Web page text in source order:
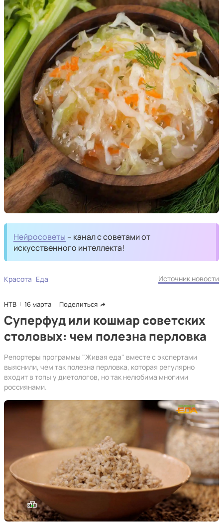
Нейросоветы – канал с советами от
искусственного интеллекта!
Красота Еда Источник новости
НТВ 16 марта Поделиться
Суперфуд или кошмар советских
столовых: чем полезна перловка
Репортеры программы "Живая еда" вместе с экспертами
выяснили, чем так полезна перловка, которая регулярно
входит в топы у диетологов, но так нелюбима многими
россиянами.